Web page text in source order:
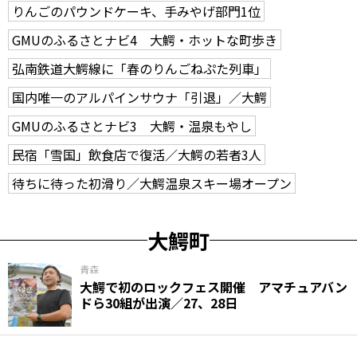
りんごのパウンドケーキ、手みやげ部門1位
GMUのふるさとナビ4 大鰐・ホットな町歩き
弘南鉄道大鰐線に「春のりんごねぷた列車」
国内唯一のアルパインサウナ「引退」／大鰐
GMUのふるさとナビ3 大鰐・温泉もやし
民宿「雪国」飲食店で復活／大鰐の若者3人
待ちに待った初滑り／大鰐温泉スキー場オープン
大鰐町
青森
大鰐で初のロックフェス開催 アマチュアバン
ドら30組が出演／27、28日